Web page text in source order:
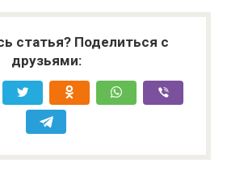
статья? Поделиться с
друзьями: